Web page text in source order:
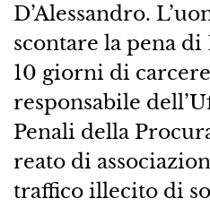
D’Alessandro.
scontare la pena di
10 giorni di
responsabile
Penali della
reato di
traffico illecito di